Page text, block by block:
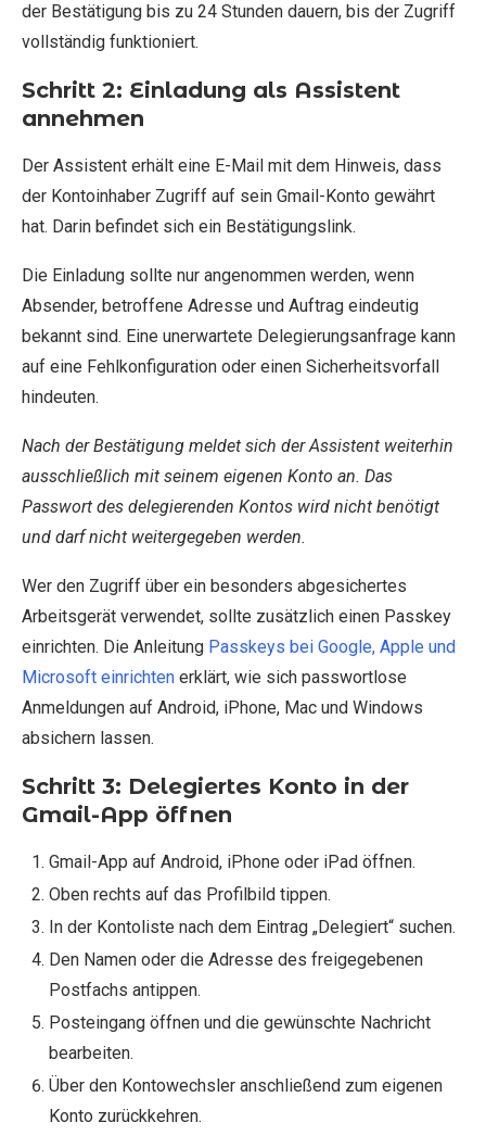
der Bestätigung bis zu 24 Stunden dauern, bis der Zugriff
vollständig funktioniert.
Schritt 2: Einladung als Assistent
annehmen
Der Assistent erhält eine E-Mail mit dem Hinweis, dass
der Kontoinhaber Zugriff auf sein Gmail-Konto gewährt
hat. Darin befindet sich ein Bestätigungslink.
Die Einladung sollte nur angenommen werden, wenn
Absender, betroffene Adresse und Auftrag eindeutig
bekannt sind. Eine unerwartete Delegierungsanfrage kann
auf eine Fehlkonfiguration oder einen Sicherheitsvorfall
hindeuten.
Nach der Bestätigung meldet sich der Assistent weiterhin
ausschließlich mit seinem eigenen Konto an. Das
Passwort des delegierenden Kontos wird nicht benötigt
und darf nicht weitergegeben werden.
Wer den Zugriff über ein besonders abgesichertes
Arbeitsgerät verwendet, sollte zusätzlich einen Passkey
einrichten. Die Anleitung Passkeys bei Google, Apple und
Microsoft einrichten erklärt, wie sich passwortlose
Anmeldungen auf Android, iPhone, Mac und Windows
absichern lassen.
Schritt 3: Delegiertes Konto in der
Gmail-App öffnen
Gmail-App auf Android, iPhone oder iPad öffnen.
Oben rechts auf das Profilbild tippen.
In der Kontoliste nach dem Eintrag „Delegiert“ suchen.
Den Namen oder die Adresse des freigegebenen
Postfachs antippen.
Posteingang öffnen und die gewünschte Nachricht
bearbeiten.
Über den Kontowechsler anschließend zum eigenen
Konto zurückkehren.